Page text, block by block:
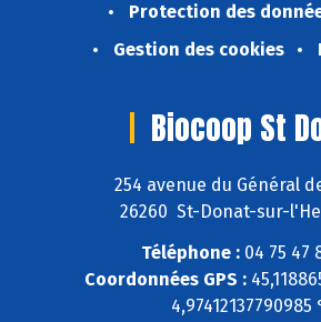
Protection des
Gestion des cookies
Biocoop St
254 avenue du Général
26260 St-Donat-sur-
Téléphone : 04 75 47
Coordonnées GPS :
4,97412137790985